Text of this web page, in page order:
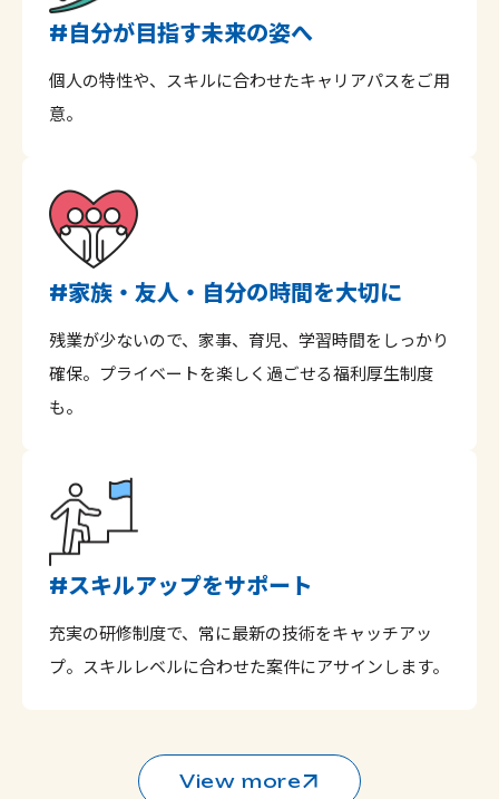
#自分が目指す未来の姿へ
個人の特性や、スキルに合わせたキャリアパスをご用
意。
#家族・友人・自分の時間を大切に
残業が少ないので、家事、育児、学習時間をしっかり
確保。プライベートを楽しく過ごせる福利厚生制度
も。
#スキルアップをサポート
充実の研修制度で、常に最新の技術をキャッチアッ
プ。スキルレベルに合わせた案件にアサインします。
View more